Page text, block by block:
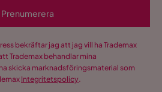
Prenumerera
bekräftar jag att jag vill ha Trademax
Trademax behandlar mina
skicka marknadsföringsmaterial som
Integritetspolicy.